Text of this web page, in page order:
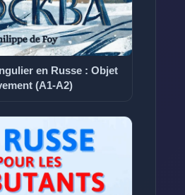
en Russe : Objet
(A1-A2)